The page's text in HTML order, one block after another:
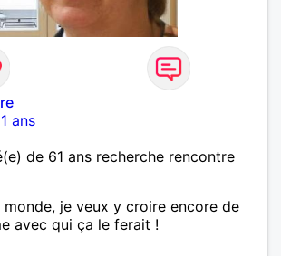
ans
de 61 ans recherche rencontre
je veux y croire encore de
avec qui ça le ferait !